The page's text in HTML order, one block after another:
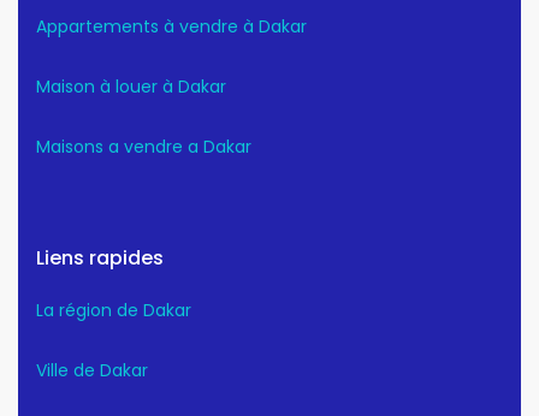
Appartements à vendre à Dakar
Maison à louer à Dakar
Maisons a vendre a Dakar
Liens rapides
La région de Dakar
Ville de Dakar